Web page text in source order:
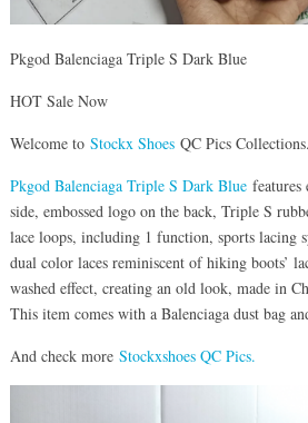
Pkgod Balenciaga Triple S Dark Blue
HOT Sale Now
Welcome to Stockx ShoesQC Pics Collections.
Pkgod Balenciaga Triple S Dark Bluefeatures
side, embossed logo on the back, Triple S
lace loops, including 1 function, sports lacing
dual color laces reminiscent of hiking boots’
washed effect, creating an old look, made in
This item comes with a Balenciaga dust bag
And check more Stockxshoes QC Pics.